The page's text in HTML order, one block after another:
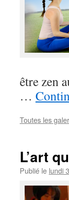
être zen
…
Toutes les
L’art
Publié le lundi